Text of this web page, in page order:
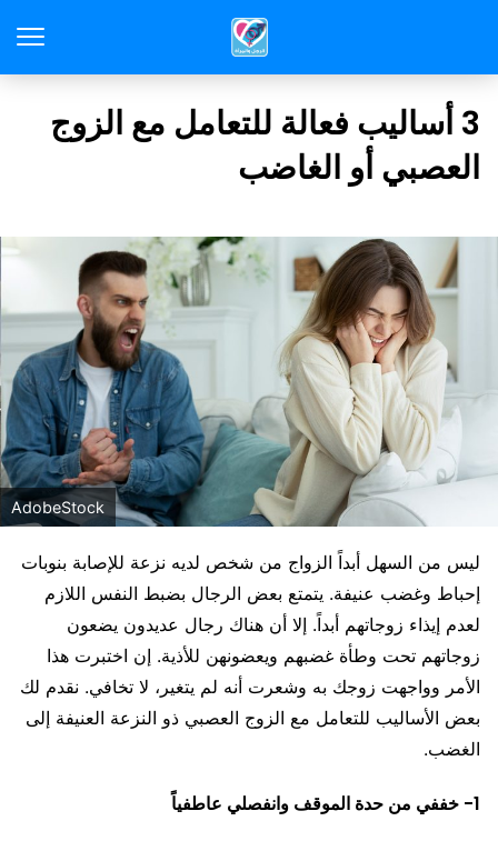
3 أساليب فعالة للتعامل مع الزوج
العصبي أو الغاضب
AdobeStock
ليس من السهل أبداً الزواج من شخص لديه نزعة للإصابة بنوبات
إحباط وغضب عنيفة. يتمتع بعض الرجال بضبط النفس اللازم
لعدم إيذاء زوجاتهم أبداً. إلا أن هناك رجال عديدون يضعون
زوجاتهم تحت وطأة غضبهم ويعضونهن للأذية. إن اختبرت هذا
الأمر وواجهت زوجك به وشعرت أنه لم يتغير، لا تخافي. نقدم لك
بعض الأساليب للتعامل مع الزوج العصبي ذو النزعة العنيفة إلى
الغضب.
1- خففي من حدة الموقف وانفصلي عاطفياً